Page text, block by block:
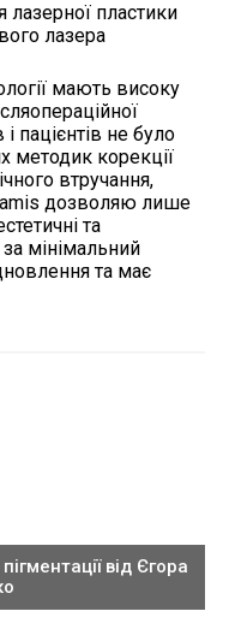
пластики
лазера
мають високу
і пацієнтів не було
методик корекції
втручання,
дозволяю лише
та
мінімальний
та має
від Єгора